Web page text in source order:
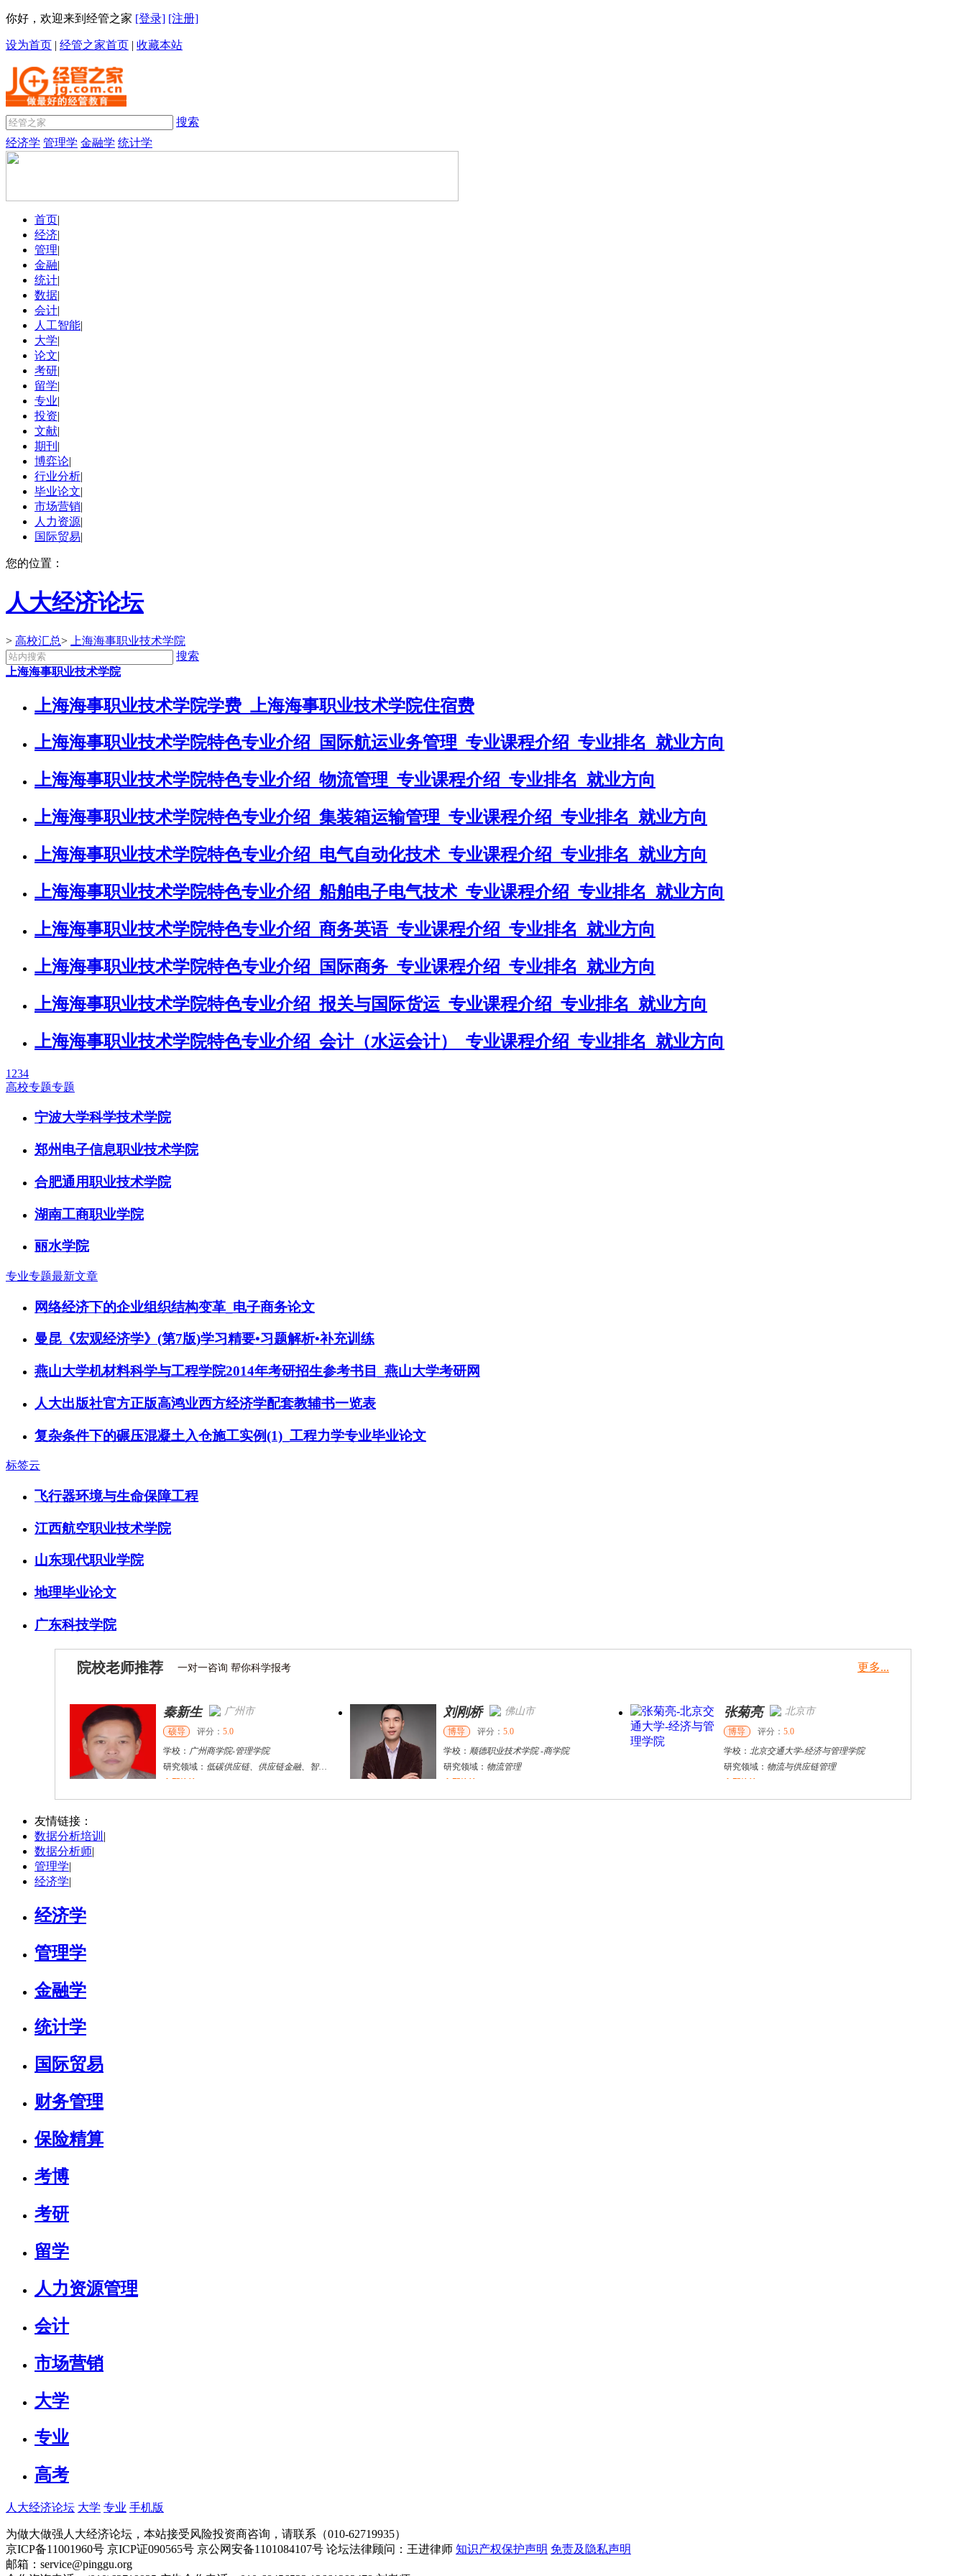
你好，欢迎来到经管之家 [登录] [注册]
设为首页 | 经管之家首页 | 收藏本站
搜索
经济学 管理学 金融学 统计学
首页|
经济|
管理|
金融|
统计|
数据|
会计|
人工智能|
大学|
论文|
考研|
留学|
专业|
投资|
文献|
期刊 |
博弈论|
行业分析|
毕业论文|
市场营销|
人力资源|
国际贸易|
您的位置：
人大经济论坛
> 高校汇总>
上海海事职业技术学院
搜索
上海海事职业技术学院
上海海事职业技术学院学费_上海海事职业技术学院住宿费
上海海事职业技术学院特色专业介绍_国际航运业务管理_专业课程介绍_专业排名_就业方向
上海海事职业技术学院特色专业介绍_物流管理_专业课程介绍_专业排名_就业方向
上海海事职业技术学院特色专业介绍_集装箱运输管理_专业课程介绍_专业排名_就业方向
上海海事职业技术学院特色专业介绍_电气自动化技术_专业课程介绍_专业排名_就业方向
上海海事职业技术学院特色专业介绍_船舶电子电气技术_专业课程介绍_专业排名_就业方向
上海海事职业技术学院特色专业介绍_商务英语_专业课程介绍_专业排名_就业方向
上海海事职业技术学院特色专业介绍_国际商务_专业课程介绍_专业排名_就业方向
上海海事职业技术学院特色专业介绍_报关与国际货运_专业课程介绍_专业排名_就业方向
上海海事职业技术学院特色专业介绍_会计（水运会计）_专业课程介绍_专业排名_就业方向
1 234
高校专题专题
宁波大学科学技术学院
郑州电子信息职业技术学院
合肥通用职业技术学院
湖南工商职业学院
丽水学院
专业专题最新文章
网络经济下的企业组织结构变革_电子商务论文
曼昆《宏观经济学》(第7版)学习精要•习题解析•补充训练
燕山大学机材料科学与工程学院2014年考研招生参考书目_燕山大学考研网
人大出版社官方正版高鸿业西方经济学配套教辅书一览表
复杂条件下的碾压混凝土入仓施工实例(1)_工程力学专业毕业论文
标签云
飞行器环境与生命保障工程
江西航空职业技术学院
山东现代职业学院
地理毕业论文
广东科技学院
院校老师推荐 一对一咨询 帮你科学报考 更多...
秦新生 广州市
硕导 评分：
5.0
学校： 广州商学院 -管理学院
研究领域：
低碳供应链、供应链金融、智慧物流
立即咨询
刘刚桥 佛山市
评分：5.0
顺德职业技术学院
商学院
研究领域：
物流管理
立即咨询
张菊亮 北京市
评分：5.0
北京交通大学
经济与管理学院
林强 南开区 莎** 重庆市 冉丽敏 其他
友情链接：
数据分析培训 |
数据分析师|
管理学|
经济学|
经济学
管理学
金融学
统计学
国际贸易
财务管理
保险精算
考博
考研
留学
人力资源管理
会计
市场营销
大学
专业
高考
人大经济论坛 大学 专业 手机版
为做大做强人大经济论坛，本站接受风险投资商咨询，请联系（010-62719935）
京ICP备11001960号 京ICP证090565号 京公网安备1101084107号 论坛法律顾问：王进律师 知识产权保护声明 免责及隐私声明
邮箱：service@pinggu.org